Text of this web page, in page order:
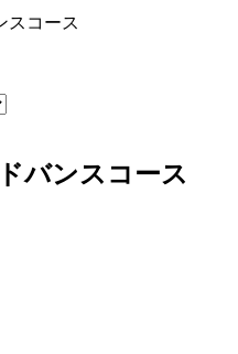
スコース
バンスコース